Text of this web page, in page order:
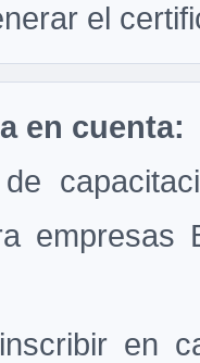
el
en cuenta:
empresas
en